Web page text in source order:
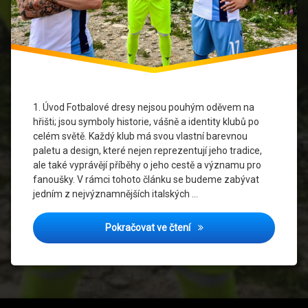
1. Úvod Fotbalové dresy nejsou pouhým oděvem na
hřišti; jsou symboly historie, vášně a identity klubů po
celém světě. Každý klub má svou vlastní barevnou
paletu a design, které nejen reprezentují jeho tradice,
ale také vyprávějí příběhy o jeho cestě a významu pro
fanoušky. V rámci tohoto článku se budeme zabývat
jedním z nejvýznamnějších italských …
Pokračovat ve čteníLazio v barvách: Vliv
Lazio
Marketing
sportovního
Socio-
kulturní
vliv
Sportovní
identita